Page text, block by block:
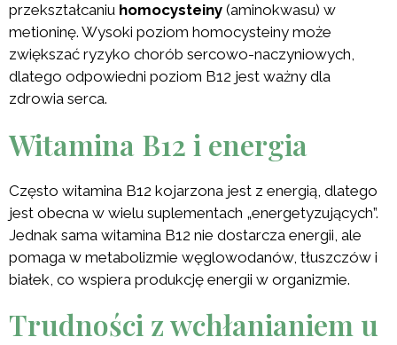
przekształcaniu homocysteiny (aminokwasu) w
metioninę. Wysoki poziom homocysteiny może
zwiększać ryzyko chorób sercowo-naczyniowych,
dlatego odpowiedni poziom B12 jest ważny dla
zdrowia serca.
Witamina B12 i energia
Często witamina B12 kojarzona jest z energią, dlatego
jest obecna w wielu suplementach „energetyzujących”.
Jednak sama witamina B12 nie dostarcza energii, ale
pomaga w metabolizmie węglowodanów, tłuszczów i
białek, co wspiera produkcję energii w organizmie.
Trudności z wchłanianiem u